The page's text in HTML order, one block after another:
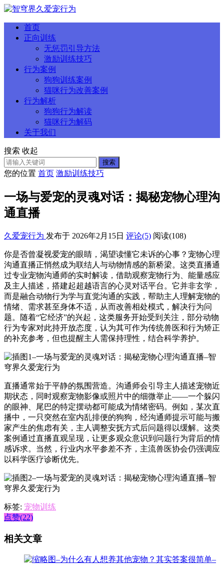
首页
正向训练
无惩罚引导方法
激励训练技巧
行为案例
狗狗训练案例
猫咪行为改善案例
行为解析
狗狗行为解读
猫咪行为解码
关于我们
搜索 收起
搜索
您的位置 首页 激励训练技巧
一场与爱宠的灵魂对话：揭秘宠物心理沟
通直播
久爱宠行为 发布于 2026年2月15日 评论(5) 阅读(108)
你是否曾凝视爱宠的眼睛，渴望读懂它未诉的心事？宠物心理
沟通直播正悄然成为联结人与动物情感的新桥梁。这类直播通
过专业宠物沟通师的实时解读，借助观察宠物行为、能量感应
及主人描述，搭建起超越语言的心灵对话平台。它并非玄学，
而是融合动物行为学与直觉沟通的实践，帮助主人理解宠物的
情绪、需求甚至身体不适，从而改善相处模式，解决行为问
题。随着“它经济”的兴起，这类服务开始受到关注，部分动物
行为专家对此持开放态度，认为其可作为传统兽医和行为矫正
的补充参考，但也提醒主人需保持理性，结合科学养护。
直播通常始于平静的氛围营造。沟通师会引导主人描述宠物近
期状态，同时观察宠物影像或照片中的细微举止——一个躲闪
的眼神、尾巴的特定摆动都可能成为情绪密码。例如，某次直
播中，一只突然在室内乱排便的狗狗，经沟通师提示可能与搬
家产生的焦虑有关，主人调整安抚方式后问题得以缓解。这类
案例通过直播直观呈现，让更多观众意识到问题行为背后的情
感诉求。当然，行业内水平参差不齐，主流兽医协会仍强调应
以科学医疗诊断优先。
标签: 宠物训练
点赞(22)
相关文章